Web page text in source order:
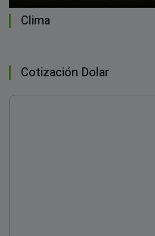
Clima
Cotización Dolar